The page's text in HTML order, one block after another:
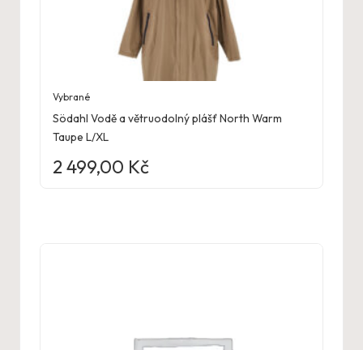
Vybrané
Södahl Vodě a větruodolný plášť North Warm
Taupe L/XL
2 499,00 Kč